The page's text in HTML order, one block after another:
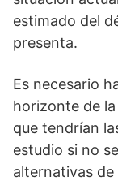
estimado del
presenta.
Es necesario
horizonte de
que tendrían
estudio si no
alternativas